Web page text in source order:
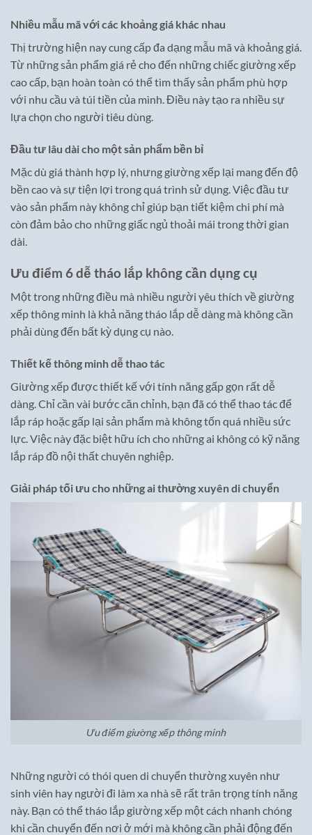
Nhiều mẫu mã với các khoảng giá khác nhau
Thị trường hiện nay cung cấp đa dạng mẫu mã và khoảng giá.
Từ những sản phẩm giá rẻ cho đến những chiếc giường xếp
cao cấp, bạn hoàn toàn có thể tìm thấy sản phẩm phù hợp
với nhu cầu và túi tiền của mình. Điều này tạo ra nhiều sự
lựa chọn cho người tiêu dùng.
Đầu tư lâu dài cho một sản phẩm bền bỉ
Mặc dù giá thành hợp lý, nhưng giường xếp lại mang đến độ
bền cao và sự tiện lợi trong quá trình sử dụng. Việc đầu tư
vào sản phẩm này không chỉ giúp bạn tiết kiệm chi phí mà
còn đảm bảo cho những giấc ngủ thoải mái trong thời gian
dài.
Ưu điểm 6 dễ tháo lắp không cần dụng cụ
Một trong những điều mà nhiều người yêu thích về giường
xếp thông minh là khả năng tháo lắp dễ dàng mà không cần
phải dùng đến bất kỳ dụng cụ nào.
Thiết kế thông minh dễ thao tác
Giường xếp được thiết kế với tính năng gấp gọn rất dễ
dàng. Chỉ cần vài bước căn chỉnh, bạn đã có thể thao tác để
lắp ráp hoặc gấp lại sản phẩm mà không tốn quá nhiều sức
lực. Việc này đặc biệt hữu ích cho những ai không có kỹ năng
lắp ráp đồ nội thất chuyên nghiệp.
Giải pháp tối ưu cho những ai thường xuyên di chuyển
Ưu điểm giường xếp thông minh
Những người có thói quen di chuyển thường xuyên như
sinh viên hay người đi làm xa nhà sẽ rất trân trọng tính năng
này. Bạn có thể tháo lắp giường xếp một cách nhanh chóng
khi cần chuyển đến nơi ở mới mà không cần phải động đến